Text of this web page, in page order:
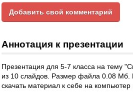
Добавить свой комментарий
Аннотация к презентации
Презентация для 5-7 класса на тему
из 10 слайдов. Размер файла 0.08 Мб.
скачать материал к себе на